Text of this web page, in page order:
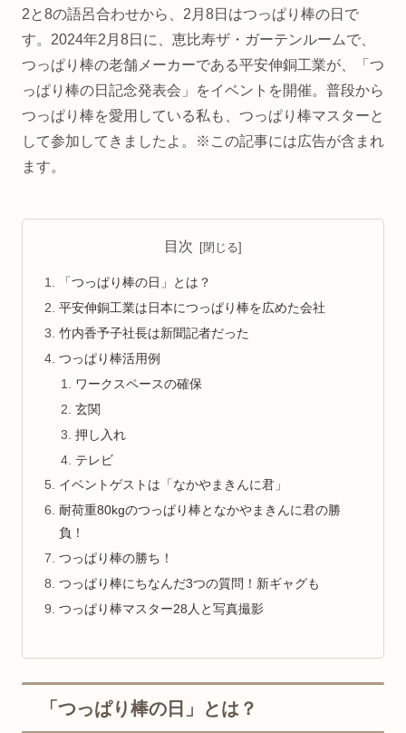
2と8の語呂合わせから、2月8日はつっぱり棒の日で
す。2024年2月8日に、恵比寿ザ・ガーテンルームで、
つっぱり棒の老舗メーカーである平安伸銅工業が、「つ
っぱり棒の日記念発表会」をイベントを開催。普段から
つっぱり棒を愛用している私も、つっぱり棒マスターと
して参加してきましたよ。※この記事には広告が含まれ
ます。
目次
「つっぱり棒の日」とは？
平安伸銅工業は日本につっぱり棒を広めた会社
竹内香予子社長は新聞記者だった
つっぱり棒活用例
ワークスペースの確保
玄関
押し入れ
テレビ
イベントゲストは「なかやまきんに君」
耐荷重80kgのつっぱり棒となかやまきんに君の勝
負！
つっぱり棒の勝ち！
つっぱり棒にちなんだ3つの質問！新ギャグも
つっぱり棒マスター28人と写真撮影
「つっぱり棒の日」とは？